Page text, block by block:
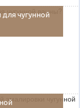
чугунной